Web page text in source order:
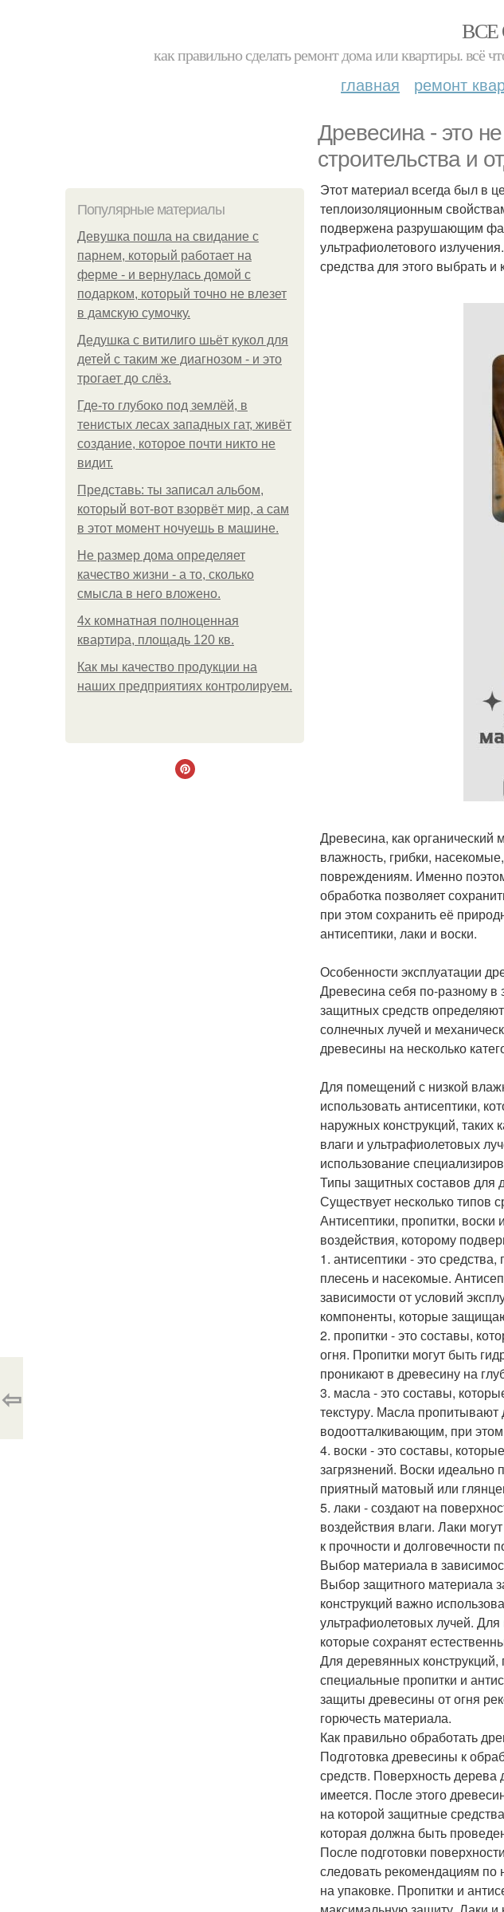
как правильно сделать ремонт дома или квартиры. всё
главная ремонт
Древесина - это
строительства и
Популярные материалы
Девушка пошла на свидание с
парнем, который работает на
ферме - и вернулась домой с
подарком, который точно не влезет
в дамскую сумочку.
Дедушка с витилиго шьёт кукол для
детей с таким же диагнозом - и это
трогает до слёз.
Где-то глубоко под землёй, в
тенистых лесах западных гат, живёт
создание, которое почти никто не
видит.
Представь: ты записал альбом,
который вот-вот взорвёт мир, а сам
в этот момент ночуешь в машине.
Не размер дома определяет
качество жизни - а то, сколько
смысла в него вложено.
4x комнатная полноценная
квартира, площадь 120 кв.
Как мы качество продукции на
наших предприятиях контролируем.
Этот материал всегда был в
теплоизоляционным
подвержена разрушающим
ультрафиолетового
средства для этого выбрать
Древесина, как
влажность, грибки,
повреждениям. Именно
обработка позволяет
при этом сохранить её
антисептики, лаки и воски.
Особенности эксплуатации
Древесина себя по-разному в
защитных средств
солнечных лучей и
древесины на несколько
Для помещений с низкой
использовать антисептики,
наружных конструкций,
влаги и ультрафиолетовых
использование
Типы защитных составов для
Существует несколько типов
Антисептики, пропитки,
воздействия, которому
1. антисептики - это
плесень и насекомые.
зависимости от условий
компоненты, которые
2. пропитки - это составы,
огня. Пропитки могут быть
проникают в древесину на
3. масла - это составы,
текстуру. Масла
водоотталкивающим, при
4. воски - это составы,
загрязнений. Воски идеально
приятный матовый или
5. лаки - создают на
воздействия влаги. Лаки
к прочности и долговечности
Выбор материала в
Выбор защитного материала
конструкций важно
ультрафиолетовых лучей.
которые сохранят
Для деревянных
специальные пропитки и
защиты древесины от огня
горючесть материала.
Как правильно обработать
Подготовка древесины к
средств. Поверхность
имеется. После этого
на которой защитные
которая должна быть
После подготовки
следовать рекомендациям
на упаковке. Пропитки и
⇦